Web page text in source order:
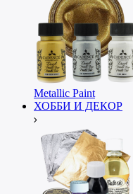
Metallic Paint
ХОББИ И ДЕКОР